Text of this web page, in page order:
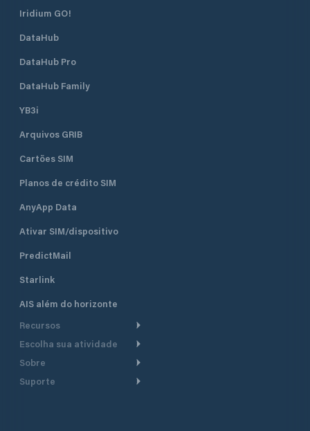
Iridium GO!
DataHub
DataHub Pro
DataHub Family
YB3i
Arquivos GRIB
Cartões SIM
Planos de crédito SIM
AnyApp Data
Ativar SIM/dispositivo
PredictMail
Starlink
AIS além do horizonte
Recursos
Roteamento meteorológico
embarcações a motor
Escolha sua atividade
Cruzeiro
Lanchas
Sobre
Faça um tour
Suporte